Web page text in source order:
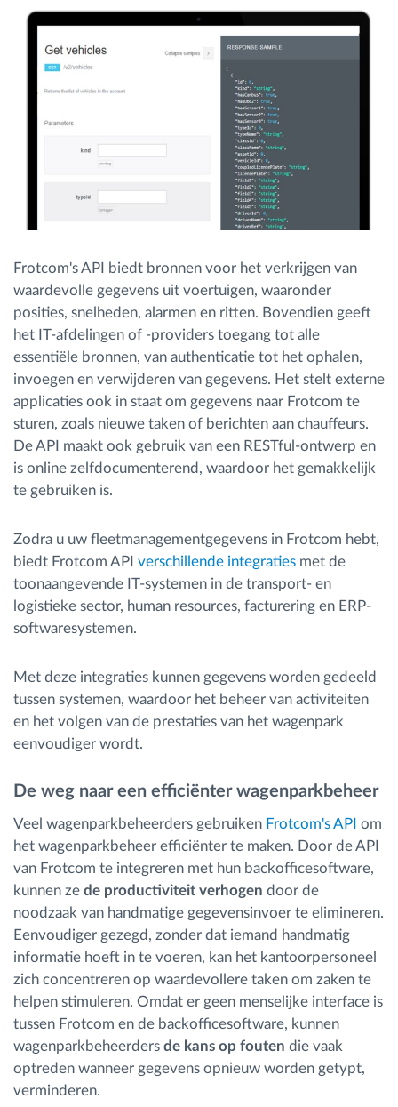
Besparingscalculator
Frotcom's API biedt bronnen voor het verkrijgen van
waardevolle gegevens uit voertuigen, waaronder
posities, snelheden, alarmen en ritten. Bovendien geeft
het IT-afdelingen of -providers toegang tot alle
essentiële bronnen, van authenticatie tot het ophalen,
invoegen en verwijderen van gegevens. Het stelt externe
applicaties ook in staat om gegevens naar Frotcom te
sturen, zoals nieuwe taken of berichten aan chauffeurs.
De API maakt ook gebruik van een RESTful-ontwerp en
is online zelfdocumenterend, waardoor het gemakkelijk
te gebruiken is.
Zodra u uw fleetmanagementgegevens in Frotcom hebt,
biedt Frotcom API verschillende integraties met de
toonaangevende IT-systemen in de transport- en
logistieke sector, human resources, facturering en ERP-
softwaresystemen.
Met deze integraties kunnen gegevens worden gedeeld
tussen systemen, waardoor het beheer van activiteiten
en het volgen van de prestaties van het wagenpark
eenvoudiger wordt.
De weg naar een efficiënter wagenparkbeheer
Veel wagenparkbeheerders gebruiken Frotcom's API om
het wagenparkbeheer efficiënter te maken. Door de API
van Frotcom te integreren met hun backofficesoftware,
kunnen ze de productiviteit verhogen door de
noodzaak van handmatige gegevensinvoer te elimineren.
Eenvoudiger gezegd, zonder dat iemand handmatig
informatie hoeft in te voeren, kan het kantoorpersoneel
zich concentreren op waardevollere taken om zaken te
helpen stimuleren. Omdat er geen menselijke interface is
tussen Frotcom en de backofficesoftware, kunnen
wagenparkbeheerders de kans op fouten die vaak
optreden wanneer gegevens opnieuw worden getypt,
verminderen.